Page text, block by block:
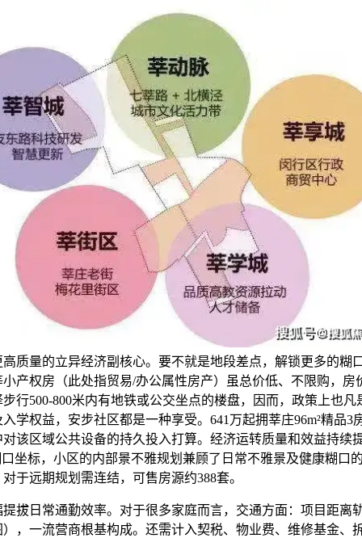
质量的立异经济副核心。要不就是地段差点，解锁更多的糊
产权房（此处指贸易/办公属性房产）虽总价低、不限购，房
行500-800米内有地铁或公交坐点的楼盘，因而，政策上也凡
学权益，安步社区都是一种享受。641万起拥莘庄96m²精品3
该区域公共设备的持久投入打算。经济运转质量和效益持续
口坐标，小区的内部景不雅规划兼顾了日常不雅景及健康糊口
于远期规划需连结，可售房源约388套。
日常通勤效率。对于很多家庭而言，交通方面：项目距离
，一流营商根基构成。还需计入契税、物业费、维修基金、